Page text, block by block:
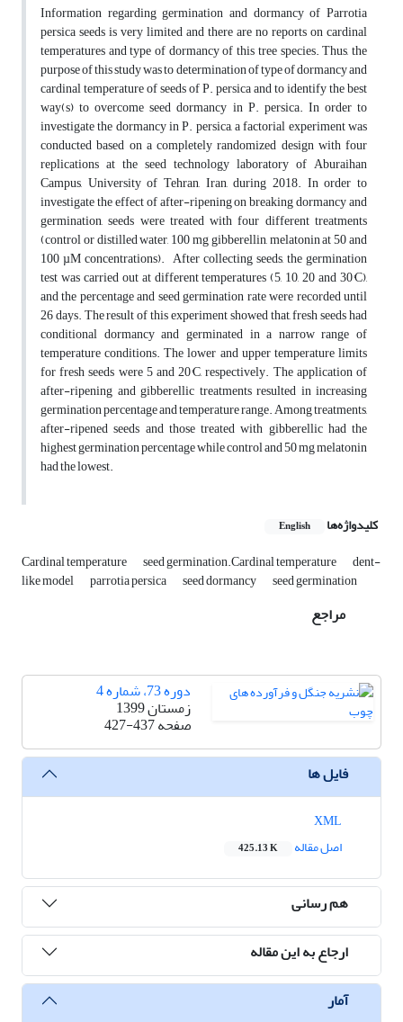
Information regarding germination and dormancy of Parrotia
persica seeds is very limited and there are no reports on cardinal
temperatures and type of dormancy of this tree species. Thus, the
purpose of this study was to determination of type of dormancy and
cardinal temperature of seeds of P. persica and to identify the best
way(s) to overcome seed dormancy in P. persica. In order to
investigate the dormancy in P. persica, a factorial experiment was
conducted based on a completely randomized design with four
replications at the seed technology laboratory of Aburaihan
Campus, University of Tehran, Iran, during 2018. In order to
investigate the effect of after-ripening on breaking dormancy and
germination, seeds were treated with four different treatments
(control or distilled water, 100 mg gibberellin, melatonin at 50 and
100 µM concentrations). After collecting seeds, the germination
test was carried out at different temperatures (5, 10, 20 and 30°C),
and the percentage and seed germination rate were recorded until
26 days. The result of this experiment showed that, fresh seeds had
conditional dormancy and germinated in a narrow range of
temperature conditions. The lower and upper temperature limits
for fresh seeds were 5 and 20°C, respectively. The application of
after-ripening and gibberellic treatments resulted in increasing
germination percentage and temperature range. Among treatments,
after-ripened seeds and those treated with gibberellic had the
highest germination percentage while control and 50 mg melatonin
had the lowest.
کلیدواژه‌ها English
Cardinal temperature seed germination.Cardinal temperature dent-
like model parrotia persica seed dormancy seed germination
مراجع
دوره 73، شماره 4
زمستان 1399
صفحه427-437
فایل ها
اصل مقاله
425.13 K
هم رسانی
ارجاع به این مقاله
آمار